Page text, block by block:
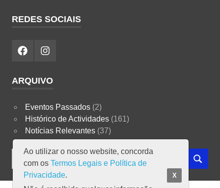
REDES SOCIAIS
FacebookInstagram
ARQUIVO
Eventos Passados(2)
Histórico de Actividades(161)
Notícias Relevantes(37)
Search
SEARCH
Ao utilizar o nosso website, concorda
com os Termos Legais e Política de
Privacidade.
X